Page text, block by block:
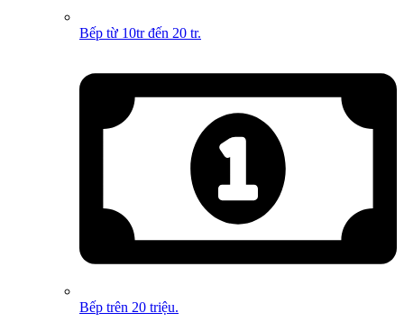
Bếp từ 10tr đến 20 tr.
Bếp trên 20 triệu.